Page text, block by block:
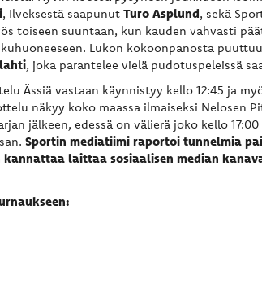
, Ilveksestä saapunut Turo Asplund, sekä
toiseen suuntaan, kun kauden vahvasti
Lukon kokoonpanosta
, joka parantelee vielä pudotuspeleissä
Ässiä vastaan käynnistyy kello 12:45 ja
näkyy koko maassa ilmaiseksi Nelosen
jälkeen, edessä on välierä joko kello
Sportin mediatiimi raportoi tunnelmia
laittaa sosiaalisen median